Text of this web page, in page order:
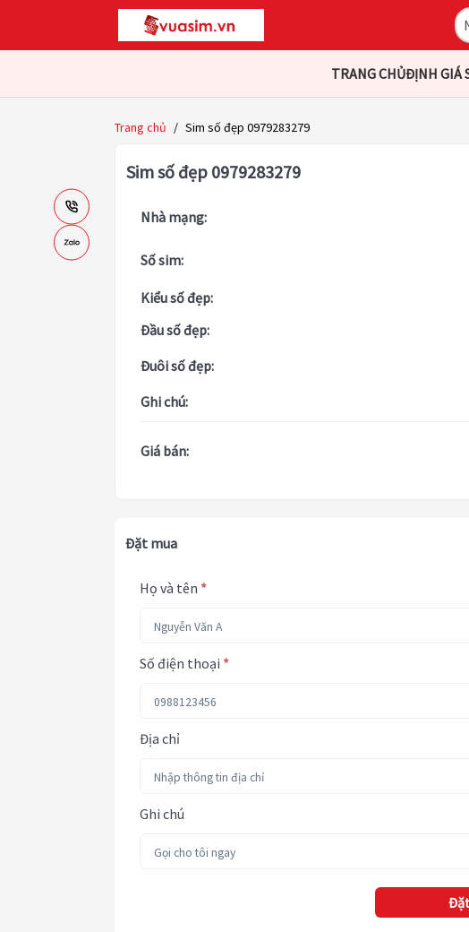
TRANG CHỦĐỊNH GIÁ
Trang chủ / Sim số đẹp 0979283279
Sim số đẹp 0979283279
Nhà mạng:
Số sim:
Kiểu số đẹp:
Đầu số đẹp:
Đuôi số đẹp:
Ghi chú:
Giá bán:
Đặt mua
Họ và tên *
Số điện thoại *
Địa chỉ
Ghi chú